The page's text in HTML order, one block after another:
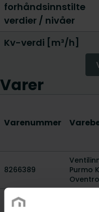
forhåndsinnstilte
verdier / nivåer
Kv-verdi [m³/h]
Varer
Varenummer
8266389
Purmo
8271551